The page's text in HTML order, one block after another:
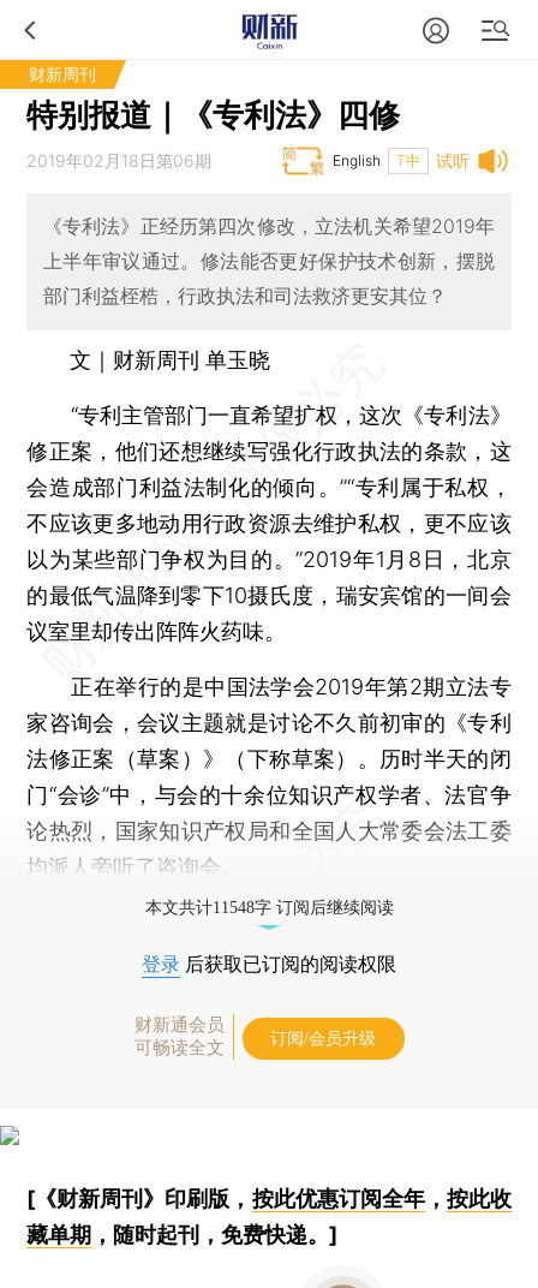
财新周刊
特别报道｜《专利法》四修
试听
2019年02月18日第06期 T中
English
《专利法》正经历第四次修改，立法机关希望2019年
上半年审议通过。修法能否更好保护技术创新，摆脱
部门利益桎梏，行政执法和司法救济更安其位？
文｜财新周刊 单玉晓
“专利主管部门一直希望扩权，这次《专利法》
修正案，他们还想继续写强化行政执法的条款，这
会造成部门利益法制化的倾向。”“专利属于私权，
不应该更多地动用行政资源去维护私权，更不应该
以为某些部门争权为目的。”2019年1月8日，北京
的最低气温降到零下10摄氏度，瑞安宾馆的一间会
议室里却传出阵阵火药味。
正在举行的是中国法学会2019年第2期立法专
家咨询会，会议主题就是讨论不久前初审的《专利
法修正案（草案）》（下称草案）。历时半天的闭
门“会诊”中，与会的十余位知识产权学者、法官争
论热烈，国家知识产权局和全国人大常委会法工委
均派人旁听了咨询会。
本文共计11548字 订阅后继续阅读
登录 后获取已订阅的阅读权限
财新通会员
可畅读全文
订阅/会员升级
[《财新周刊》印刷版， 按此优惠订阅全年， 按此收
藏单期 ，随时起刊，免费快递。]